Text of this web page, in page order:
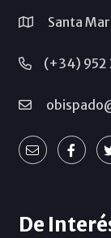
Santa
(+34) 952
De